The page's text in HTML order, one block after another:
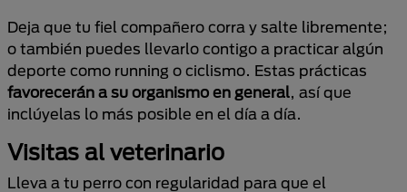
Deja que tu fiel compañero corra y salte libremente;
o también puedes llevarlo contigo a practicar algún
deporte como running o ciclismo. Estas prácticas
favorecerán a su organismo en general, así que
inclúyelas lo más posible en el día a día.
Visitas al veterinario
Lleva a tu perro con regularidad para que el